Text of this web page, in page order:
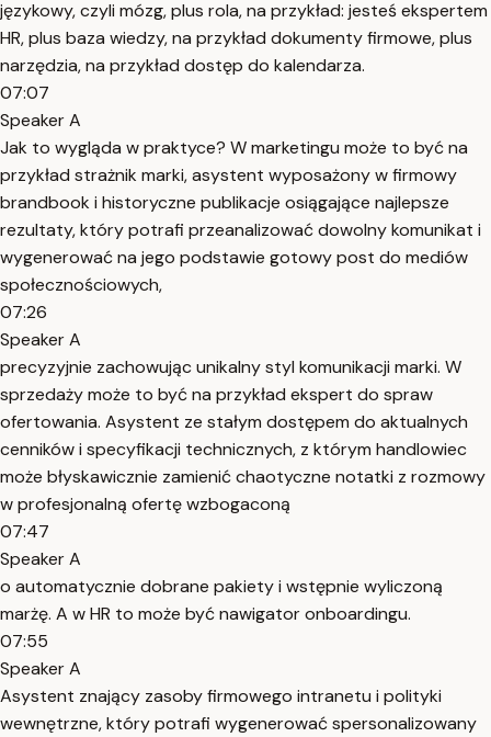
językowy, czyli mózg, plus rola, na przykład: jesteś ekspertem
HR, plus baza wiedzy, na przykład dokumenty firmowe, plus
narzędzia, na przykład dostęp do kalendarza.
07:07
Speaker A
Jak to wygląda w praktyce? W marketingu może to być na
przykład strażnik marki, asystent wyposażony w firmowy
brandbook i historyczne publikacje osiągające najlepsze
rezultaty, który potrafi przeanalizować dowolny komunikat i
wygenerować na jego podstawie gotowy post do mediów
społecznościowych,
07:26
Speaker A
precyzyjnie zachowując unikalny styl komunikacji marki. W
sprzedaży może to być na przykład ekspert do spraw
ofertowania. Asystent ze stałym dostępem do aktualnych
cenników i specyfikacji technicznych, z którym handlowiec
może błyskawicznie zamienić chaotyczne notatki z rozmowy
w profesjonalną ofertę wzbogaconą
07:47
Speaker A
o automatycznie dobrane pakiety i wstępnie wyliczoną
marżę. A w HR to może być nawigator onboardingu.
07:55
Speaker A
Asystent znający zasoby firmowego intranetu i polityki
wewnętrzne, który potrafi wygenerować spersonalizowany